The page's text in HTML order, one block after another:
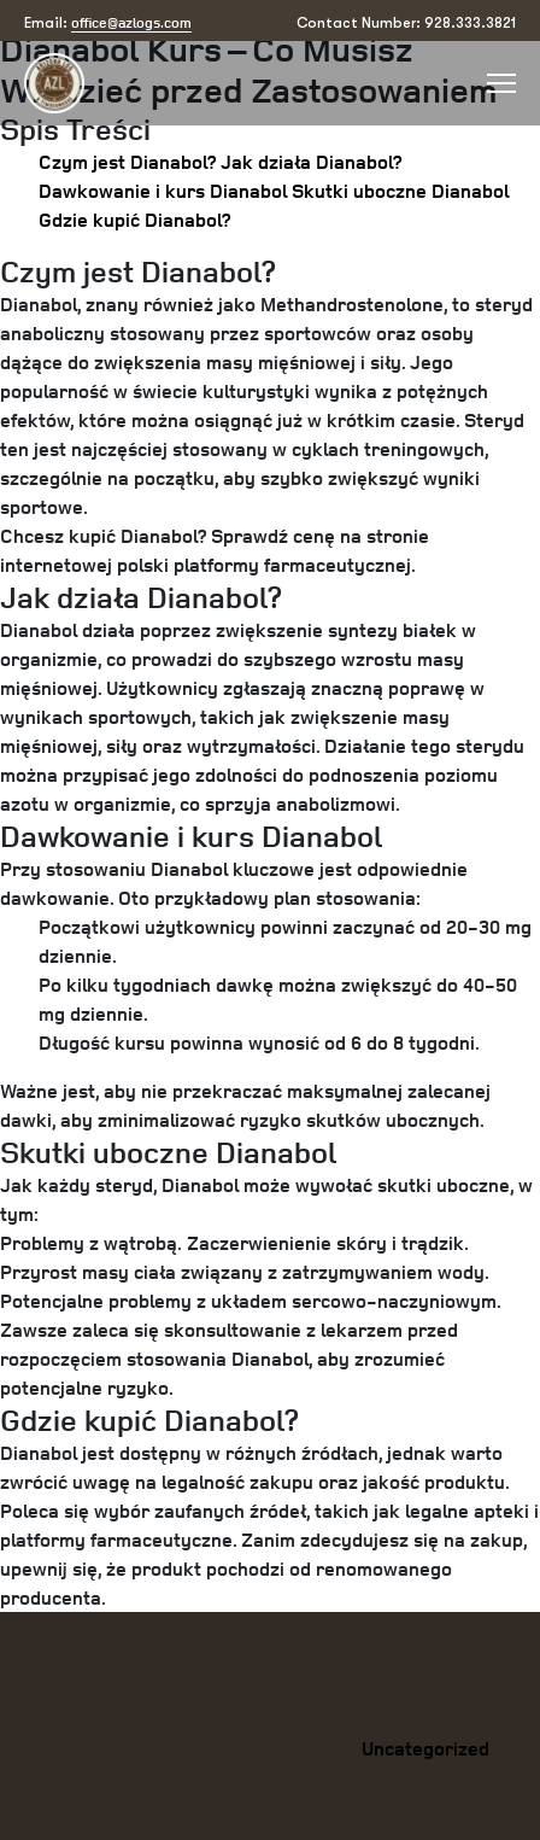
Email: office@azlogs.com Contact Number: 928.333.3821
Posted
on
September 15, 2025by
Dianabol Kurs – Co Musisz
Wiedzieć przed Zastosowaniem
Spis Treści
Czym jest Dianabol?Jak działa Dianabol?
Dawkowanie i kurs Dianabol Skutki uboczne Dianabol
Gdzie kupić Dianabol?
Czym jest Dianabol?
Dianabol, znany również jako Methandrostenolone, to steryd
anaboliczny stosowany przez sportowców oraz osoby
dążące do zwiększenia masy mięśniowej i siły. Jego
popularność w świecie kulturystyki wynika z potężnych
efektów, które można osiągnąć już w krótkim czasie. Steryd
ten jest najczęściej stosowany w cyklach treningowych,
szczególnie na początku, aby szybko zwiększyć wyniki
sportowe.
Chcesz kupić Dianabol? Sprawdź cenę na stronie
internetowej polski platformy farmaceutycznej.
Jak działa Dianabol?
Dianabol działa poprzez zwiększenie syntezy białek w
organizmie, co prowadzi do szybszego wzrostu masy
mięśniowej. Użytkownicy zgłaszają znaczną poprawę w
wynikach sportowych, takich jak zwiększenie masy
mięśniowej, siły oraz wytrzymałości. Działanie tego sterydu
można przypisać jego zdolności do podnoszenia poziomu
azotu w organizmie, co sprzyja anabolizmowi.
Dawkowanie i kurs Dianabol
Przy stosowaniu Dianabol kluczowe jest odpowiednie
dawkowanie. Oto przykładowy plan stosowania:
Początkowi użytkownicy powinni zaczynać od 20-30 mg
dziennie.
Po kilku tygodniach dawkę można zwiększyć do 40-50
mg dziennie.
Długość kursu powinna wynosić od 6 do 8 tygodni.
Ważne jest, aby nie przekraczać maksymalnej zalecanej
dawki, aby zminimalizować ryzyko skutków ubocznych.
Skutki uboczne Dianabol
Jak każdy steryd, Dianabol może wywołać skutki uboczne, w
tym:
Problemy z wątrobą. Zaczerwienienie skóry i trądzik.
Przyrost masy ciała związany z zatrzymywaniem wody.
Potencjalne problemy z układem sercowo-naczyniowym.
Zawsze zaleca się skonsultowanie z lekarzem przed
rozpoczęciem stosowania Dianabol, aby zrozumieć
potencjalne ryzyko.
Gdzie kupić Dianabol?
Dianabol jest dostępny w różnych źródłach, jednak warto
zwrócić uwagę na legalność zakupu oraz jakość produktu.
Poleca się wybór zaufanych źródeł, takich jak legalne apteki i
platformy farmaceutyczne. Zanim zdecydujesz się na zakup,
upewnij się, że produkt pochodzi od renomowanego
producenta.
Uncategorized